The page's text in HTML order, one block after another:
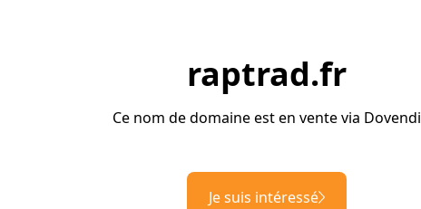
raptrad.fr
Ce nom de domaine est en vente via Dovendi
Je suis intéressé